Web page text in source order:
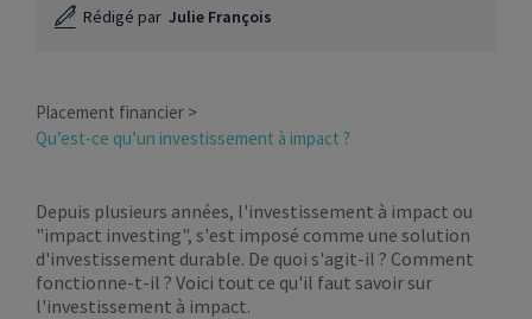
Rédigé par Julie François
Placement financier
Qu’est-ce qu’un investissement à impact ?
Depuis plusieurs années, l'investissement à impact ou
"impact investing", s'est imposé comme une solution
d'investissement durable. De quoi s'agit-il ? Comment
fonctionne-t-il ? Voici tout ce qu'il faut savoir sur
l'investissement à impact.